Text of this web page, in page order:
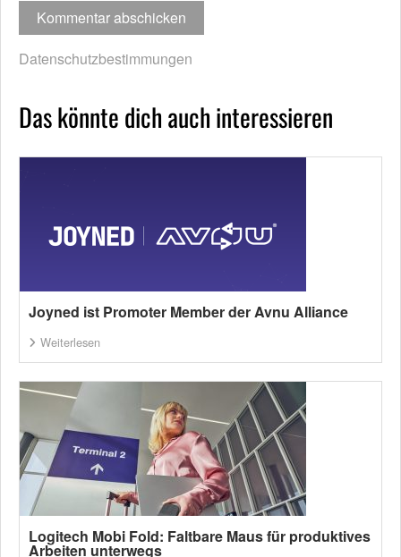
Datenschutzbestimmungen
Das könnte dich auch interessieren
Joyned ist Promoter Member der Avnu Alliance
Weiterlesen
Logitech Mobi Fold: Faltbare Maus für produktives
Arbeiten unterwegs